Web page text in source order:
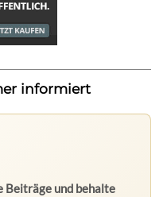
informiert
Beiträge und behalte